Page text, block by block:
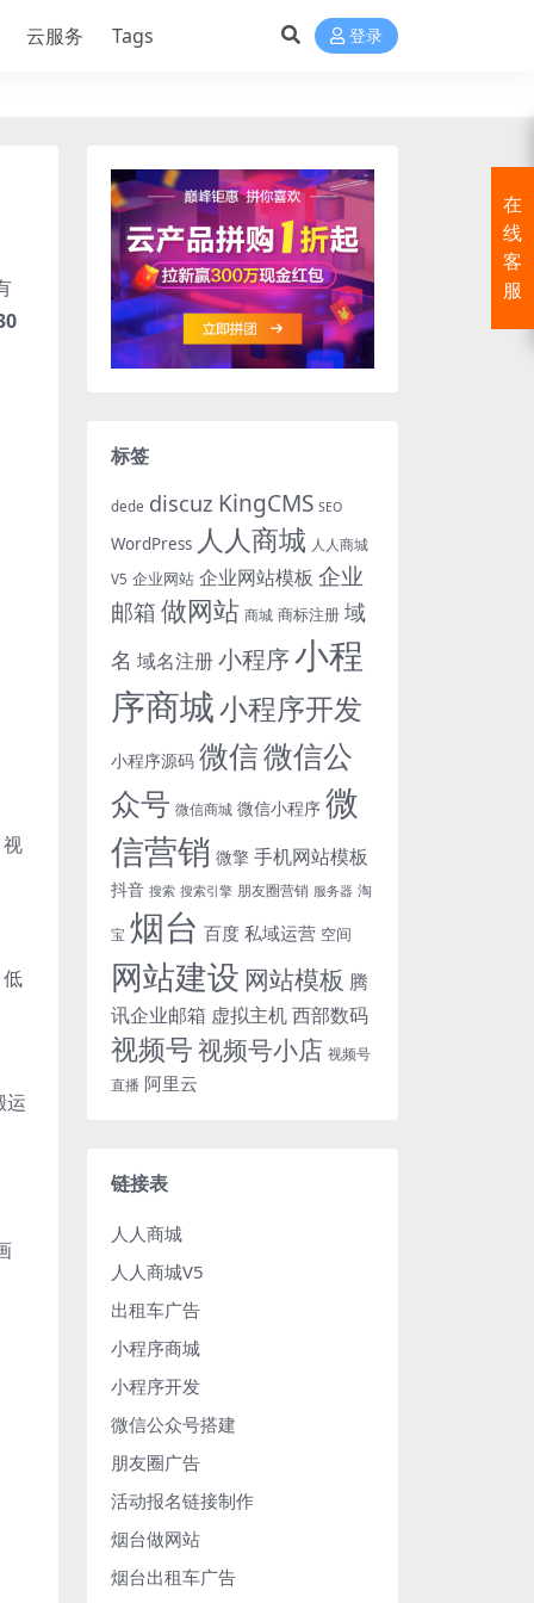
云服务 Tags 登录
运
标签
dede discuz KingCMS SEO
WordPress 人人商城 人人商城
V5 企业网站 企业网站模板 企业
邮箱 做网站 商城 商标注册 域
名 域名注册小程序小程
序商城小程序开发
小程序源码 微信微信公
众号 微信商城 微信小程序 微
信营销 微擎 手机网站模板
抖音 搜索 搜索引擎 朋友圈营销 服务器 淘
宝 烟台 百度 私域运营 空间
网站建设 网站模板 腾
讯企业邮箱 虚拟主机西部数码
视频号视频号小店 视频号
直播 阿里云
链接表
人人商城
人人商城V5
出租车广告
小程序商城
小程序开发
微信公众号搭建
朋友圈广告
活动报名链接制作
烟台做网站
烟台出租车广告
在
线
客
服